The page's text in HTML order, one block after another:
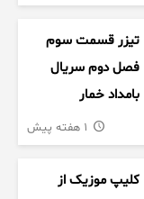
تیزر قسمت سوم
فصل دوم سریال
بامداد خمار
کلیپ موزیک از